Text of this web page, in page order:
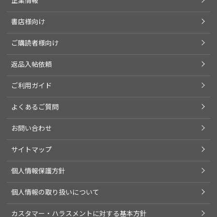
書店様向け
ご購読者様向け
返品入帖依頼
ご利用ガイド
よくあるご質問
お問い合わせ
サイトマップ
個人情報保護方針
個人情報の取り扱いについて
カスタマー・ハラスメントに対する基本方針